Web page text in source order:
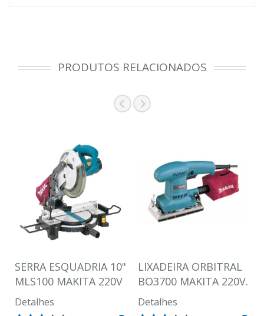
PRODUTOS RELACIONADOS
SERRA ESQUADRIA 10"
MLS100 MAKITA 220V
Detalhes
LIXADEIRA ORBITRAL
BO3700 MAKITA 220V.
Detalhes